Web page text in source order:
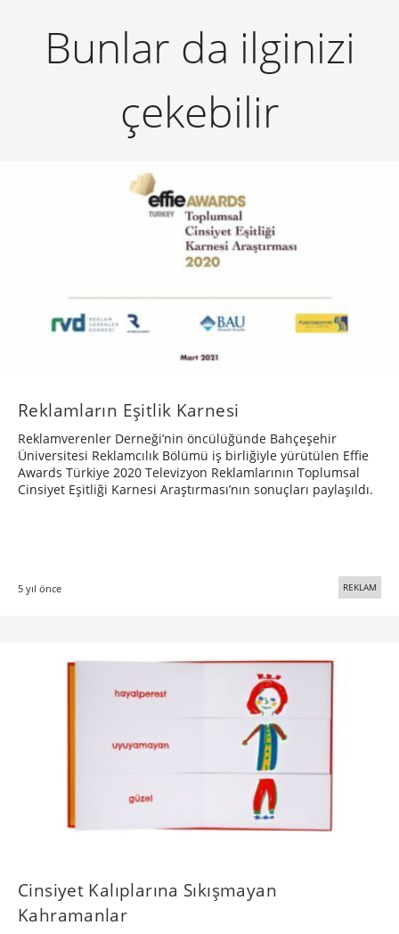
Bunlar da ilginizi
çekebilir
Reklamların Eşitlik Karnesi
Reklamverenler Derneği’nin öncülüğünde Bahçeşehir
Üniversitesi Reklamcılık Bölümü iş birliğiyle yürütülen Effie
Awards Türkiye 2020 Televizyon Reklamlarının Toplumsal
Cinsiyet Eşitliği Karnesi Araştırması’nın sonuçları paylaşıldı.
5 yıl önce REKLAM
Cinsiyet Kalıplarına Sıkışmayan
Kahramanlar